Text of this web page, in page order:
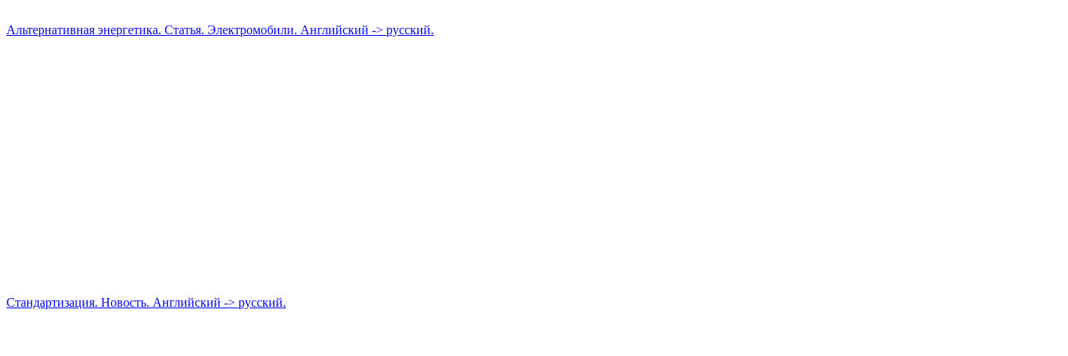
Альтернативная энергетика. Статья. Электромобили. Английский -> русский.
Стандартизация. Новость. Английский -> русский.